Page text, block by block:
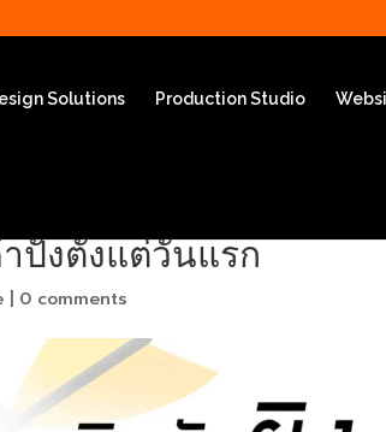
Solutions Production Studio
ปังตั้งแต่วันแรก
0 comments